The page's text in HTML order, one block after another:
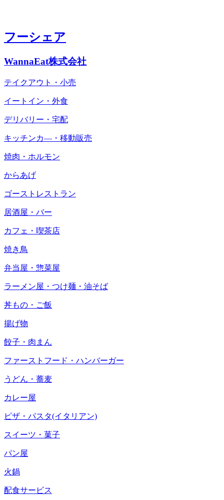
フーシェア
WannaEat株式会社
テイクアウト・小売
イートイン・外食
デリバリー・宅配
キッチンカ―・移動販売
焼肉・ホルモン
からあげ
ゴーストレストラン
居酒屋・バー
カフェ・喫茶店
焼き鳥
弁当屋・惣菜屋
ラーメン屋・つけ麺・油そば
丼もの・ご飯
揚げ物
餃子・肉まん
ファーストフード・ハンバーガー
うどん・蕎麦
カレー屋
ピザ・パスタ(イタリアン)
スイーツ・菓子
パン屋
火鍋
配食サービス